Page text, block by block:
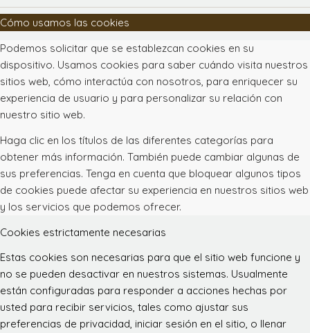
Cómo usamos las cookies
Podemos solicitar que se establezcan cookies en su
dispositivo. Usamos cookies para saber cuándo visita nuestros
sitios web, cómo interactúa con nosotros, para enriquecer su
experiencia de usuario y para personalizar su relación con
nuestro sitio web.
Haga clic en los títulos de las diferentes categorías para
obtener más información. También puede cambiar algunas de
sus preferencias. Tenga en cuenta que bloquear algunos tipos
de cookies puede afectar su experiencia en nuestros sitios web
y los servicios que podemos ofrecer.
Cookies estrictamente necesarias
Estas cookies son necesarias para que el sitio web funcione y
no se pueden desactivar en nuestros sistemas. Usualmente
están configuradas para responder a acciones hechas por
usted para recibir servicios, tales como ajustar sus
preferencias de privacidad, iniciar sesión en el sitio, o llenar